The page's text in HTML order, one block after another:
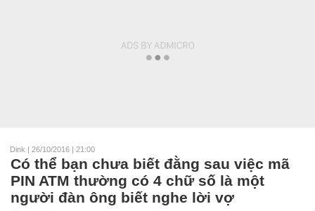
Dink | 26/10/2016 | 21:00
Có thể bạn chưa biết đằng sau việc mã
PIN ATM thường có 4 chữ số là một
người đàn ông biết nghe lời vợ